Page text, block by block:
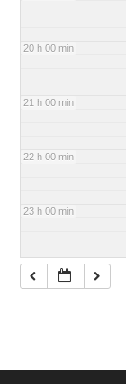
20 h 00 min
21 h 00 min
22 h 00 min
23 h 00 min